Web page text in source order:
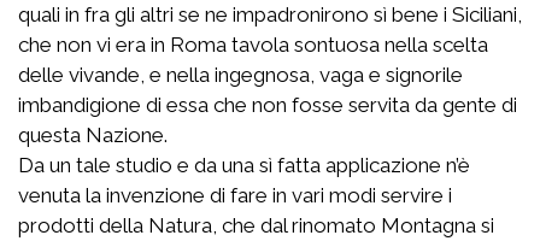
quali in fra gli altri se ne impadronirono sì bene i Siciliani,
che non vi era in Roma tavola sontuosa nella scelta
delle vivande, e nella ingegnosa, vaga e signorile
imbandigione di essa che non fosse servita da gente di
questa Nazione.
Da un tale studio e da una sì fatta applicazione n’è
venuta la invenzione di fare in vari modi servire i
prodotti della Natura, che dal rinomato Montagna si